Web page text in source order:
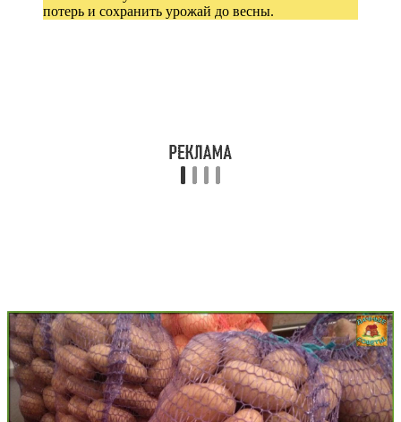
потерь и сохранить урожай до весны.